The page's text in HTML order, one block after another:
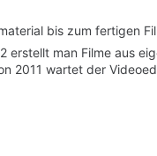
bis zum fertigen
erstellt man Filme aus
2011 wartet der